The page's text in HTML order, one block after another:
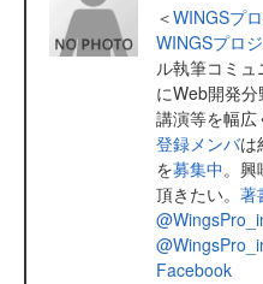
＜WINGSプ
WINGSプロ
ル執筆コミ
にWeb開発分
講演等を幅
登録メンバは
を募集中。興
頂きたい。 著
Facebook